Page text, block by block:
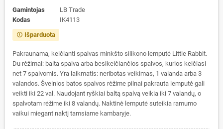
Gamintojas
LB Trade
Kodas
IK4113
error_outline Išparduota
Pakraunama, keičianti spalvas minkšto silikono lemputė Little Rabbit.
Du rėžimai: balta spalva arba besikeičiančios spalvos, kurios keičiasi
net 7 spalvomis. Yra laikmatis: neribotas veikimas, 1 valanda arba 3
valandos. Švelnios batos spalvos rėžime pilnai pakrauta lemputė gali
veikti iki 22 val. Naudojant ryškiai baltą spalvą veikia iki 7 valandų, o
spalvotam rėžime iki 8 valandų. Naktinė lemputė suteikia ramumo
vaikui miegant naktį tamsiame kambaryje.